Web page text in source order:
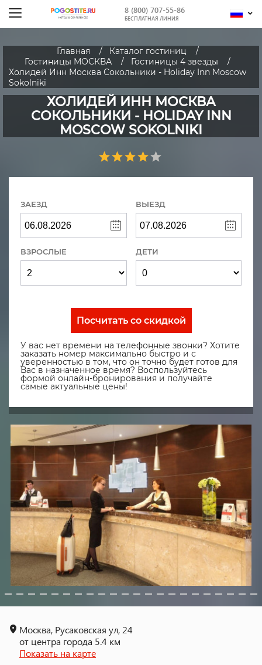
8 (800) 707-55-86
БЕСПЛАТНАЯ ЛИНИЯ
Главная
Каталог гостиниц
Гостиницы МОСКВА
Гостиницы 4 звезды
Холидей Инн Москва Сокольники - Holiday Inn Moscow
Sokolniki
ХОЛИДЕЙ ИНН МОСКВА
СОКОЛЬНИКИ - HOLIDAY INN
MOSCOW SOKOLNIKI
ЗАЕЗД ВЫЕЗД
ВЗРОСЛЫЕ ДЕТИ
Посчитать со скидкой
У вас нет времени на телефонные звонки? Хотите
заказать номер максимально быстро и с
уверенностью в том, что он точно будет готов для
Вас в назначенное время? Воспользуйтесь
формой онлайн-бронирования и получайте
самые актуальные цены!
Москва, Русаковская ул, 24
от центра города 5.4 км
Показать на карте